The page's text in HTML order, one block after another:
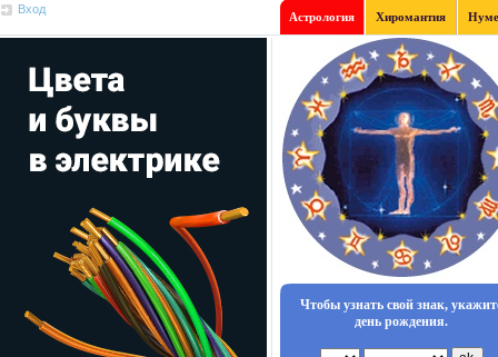
Вход
Астрология Хиромантия
Чтобы узнать свой знак,
день рождения.